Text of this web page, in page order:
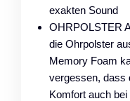
exakten Sound
OHRPOLSTER
die Ohrpolster
Memory Foam
vergessen, dass
Komfort auch